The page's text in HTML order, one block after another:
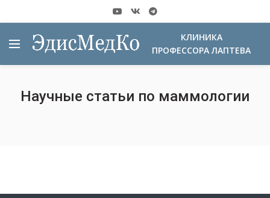
КЛИНИКА
ПРОФЕССОРА ЛАПТЕВА
Научные статьи по маммологии